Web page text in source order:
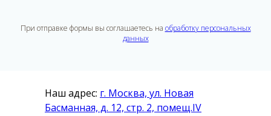
При отправке формы вы соглашаетесь на обработку персональных
данных
Наш адрес: г. Москва, ул. Новая
Басманная, д. 12, стр. 2, помещ.IV